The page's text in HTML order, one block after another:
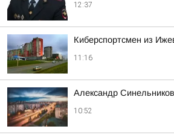
12:37
Киберспортсмен из
11:16
Александр
10:52